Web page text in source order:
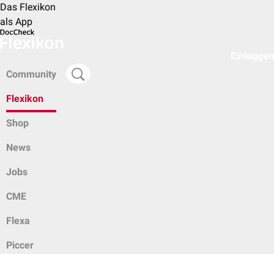
Das Flexikon
als App
Community
Flexikon
Shop
News
Jobs
CME
Flexa
Piccer